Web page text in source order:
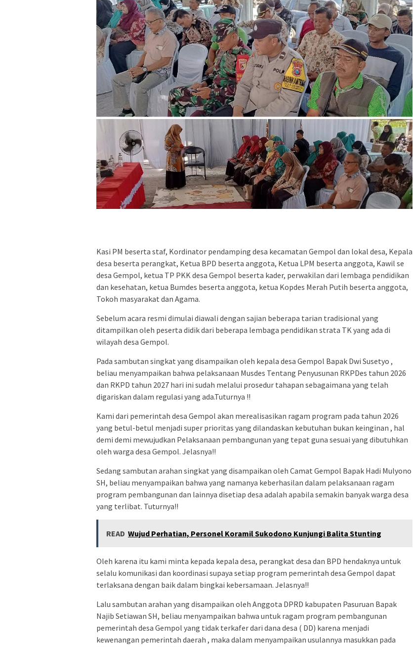
Kasi PM beserta staf, Kordinator pendamping desa kecamatan Gempol dan lokal desa, Kepala
desa beserta perangkat, Ketua BPD beserta anggota, Ketua LPM beserta anggota, Kawil se
desa Gempol, ketua TP PKK desa Gempol beserta kader, perwakilan dari lembaga pendidikan
dan kesehatan, ketua Bumdes beserta anggota, ketua Kopdes Merah Putih beserta anggota,
Tokoh masyarakat dan Agama.
Sebelum acara resmi dimulai diawali dengan sajian beberapa tarian tradisional yang
ditampilkan oleh peserta didik dari beberapa lembaga pendidikan strata TK yang ada di
wilayah desa Gempol.
Pada sambutan singkat yang disampaikan oleh kepala desa Gempol Bapak Dwi Susetyo ,
beliau menyampaikan bahwa pelaksanaan Musdes Tentang Penyusunan RKPDes tahun 2026
dan RKPD tahun 2027 hari ini sudah melalui prosedur tahapan sebagaimana yang telah
digariskan dalam regulasi yang ada.Tuturnya !!
Kami dari pemerintah desa Gempol akan merealisasikan ragam program pada tahun 2026
yang betul-betul menjadi super prioritas yang dilandaskan kebutuhan bukan keinginan , hal
demi demi mewujudkan Pelaksanaan pembangunan yang tepat guna sesuai yang dibutuhkan
oleh warga desa Gempol. Jelasnya!!
Sedang sambutan arahan singkat yang disampaikan oleh Camat Gempol Bapak Hadi Mulyono
SH, beliau menyampaikan bahwa yang namanya keberhasilan dalam pelaksanaan ragam
program pembangunan dan lainnya disetiap desa adalah apabila semakin banyak warga desa
yang terlibat. Tuturnya!!
READ Wujud Perhatian, Personel Koramil Sukodono Kunjungi Balita Stunting
Oleh karena itu kami minta kepada kepala desa, perangkat desa dan BPD hendaknya untuk
selalu komunikasi dan koordinasi supaya setiap program pemerintah desa Gempol dapat
terlaksana dengan baik dalam bingkai kebersamaan. Jelasnya!!
Lalu sambutan arahan yang disampaikan oleh Anggota DPRD kabupaten Pasuruan Bapak
Najib Setiawan SH, beliau menyampaikan bahwa untuk ragam program pembangunan
pemerintah desa Gempol yang tidak terkafer dari dana desa ( DD) karena menjadi
kewenangan pemerintah daerah , maka dalam menyampaikan usulannya masukkan pada